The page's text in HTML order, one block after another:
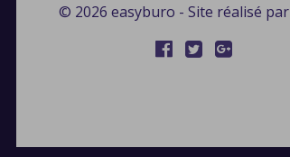
© 2026 easyburo - Site réalisé par